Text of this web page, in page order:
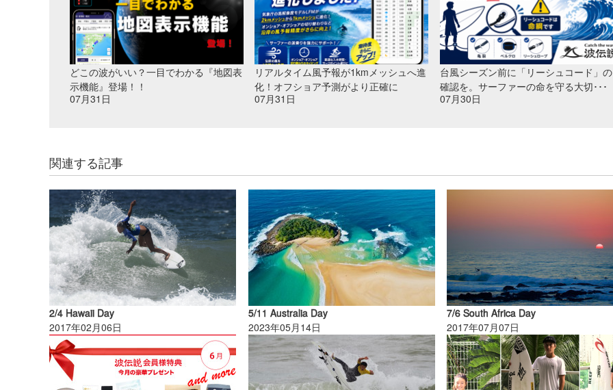
どこの波がいい？一目でわかる『地図表
示機能』登場！！
07月31日
リアルタイム風予報が1kmメッシュへ進
化！オフショア予測がより正確に
07月31日
台風シーズン前に「リーシュコード」の
確認を。サーファーの命を守る大切･･･
07月30日
関連する記事
2/4 Hawaii Day
2017年02月06日
5/11 Australia Day
2023年05月14日
7/6 South Africa Day
2017年07月07日